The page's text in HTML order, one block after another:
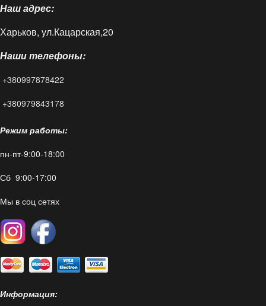
Доставка и оплата
Блог
FAQ
Контакты
Наш адрес:
Харьков, ул.Кацарская,20
Наши телефоны:
+380997878422
+380979843178
Режим работы:
пн-пт-9:00-18:00
Сб 9:00-17:00
Мы в соц сетях
Информация: